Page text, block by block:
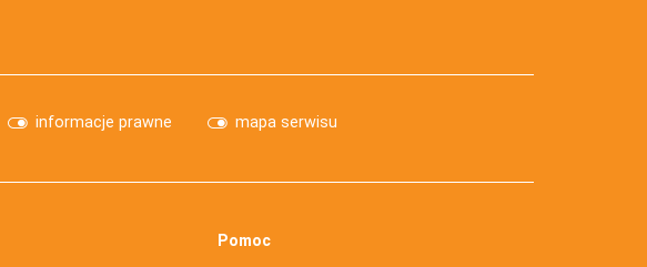
informacje prawne mapa serwisu
Pomoc